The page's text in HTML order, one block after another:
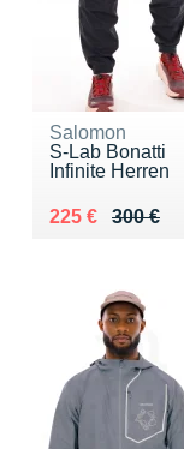
Salomon
S-Lab Bonatti
Infinite Herren
300 €
Au lieu de 300 €
225 €
Vendu 225 €